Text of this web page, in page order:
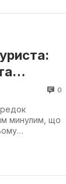
0
минулим, що